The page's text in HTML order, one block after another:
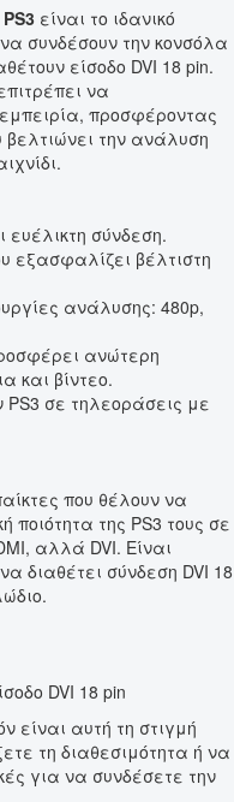
είναι το ιδανικό
συνδέσουν την κονσόλα
είσοδο DVI 18 pin.
να
προσφέροντας
βελτιώνει την ανάλυση
ευέλικτη σύνδεση.
εξασφαλίζει βέλτιστη
ανάλυσης: 480p,
ανώτερη
και βίντεο.
PS3 σε τηλεοράσεις με
που θέλουν να
ποιότητα της PS3 τους σε
αλλά DVI. Είναι
διαθέτει σύνδεση DVI 18
DVI 18 pin
είναι αυτή τη στιγμή
τη διαθεσιμότητα ή να
για να συνδέσετε την